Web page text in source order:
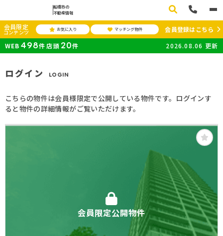
船橋市の
不動産情報
会員限定
コンテンツ お気に入り マッチング物件
会員登録はこちら
WEB 498件 店頭 20件 2026.08.06 更新
ログイン LOGIN
こちらの物件は会員様限定で公開している物件です。ログインす
ると物件の詳細情報がご覧いただけます。
会員限定公開物件